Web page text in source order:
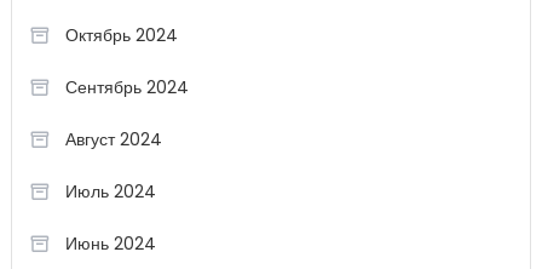
Октябрь 2024
Сентябрь 2024
Август 2024
Июль 2024
Июнь 2024